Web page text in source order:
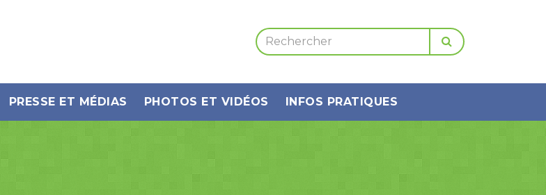
PRESSE ET MÉDIAS PHOTOS ET VIDÉOS INFOS PRATIQUES